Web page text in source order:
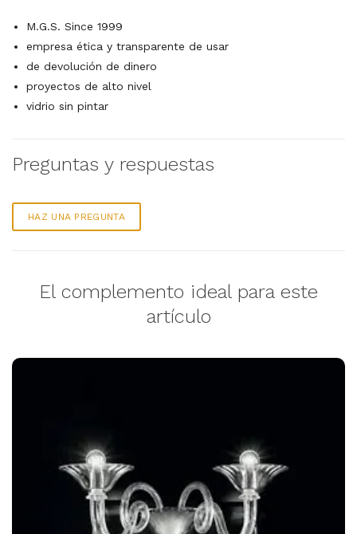
M.G.S. Since 1999
empresa ética y transparente de usar
de devolución de dinero
proyectos de alto nivel
vidrio sin pintar
Preguntas y respuestas
HAZ UNA PREGUNTA
El complemento ideal para este
artículo